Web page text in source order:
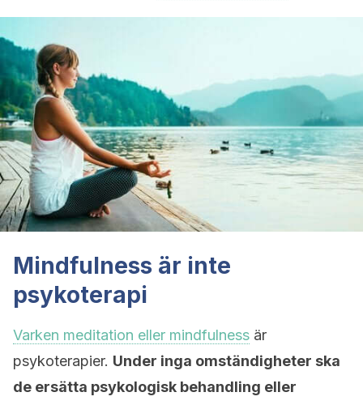
Mindfulness är inte
psykoterapi
Varken meditation eller mindfulness är
psykoterapier. Under inga omständigheter ska
de ersätta psykologisk behandling eller